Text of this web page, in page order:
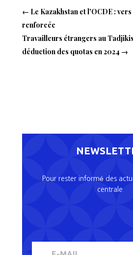
← Le Kazakhstan et l'OCDE :
renforcée
Travailleurs étrangers au
déduction des quotas en 2024 →
Pour rester informé des
centrale